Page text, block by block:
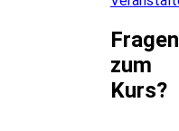
Fragen
zum
Kurs?